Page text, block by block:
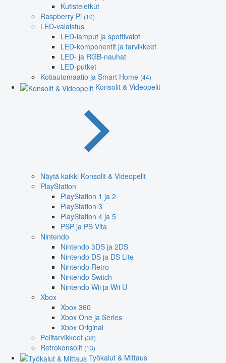
Kutisteletkut
Raspberry Pi (10)
LED-valaistus
LED-lamput ja spottivalot
LED-komponentit ja tarvikkeet
LED- ja RGB-nauhat
LED-putket
Kotiautomaatio ja Smart Home (44)
Konsolit & Videopelit
Näytä kaikki Konsolit & Videopelit
PlayStation
PlayStation 1 ja 2
PlayStation 3
PlayStation 4 ja 5
PSP ja PS Vita
Nintendo
Nintendo 3DS ja 2DS
Nintendo DS ja DS Lite
Nintendo Retro
Nintendo Switch
Nintendo Wii ja Wii U
Xbox
Xbox 360
Xbox One ja Series
Xbox Original
Pelitarvikkeet (38)
Retrokonsolit (13)
Työkalut & Mittaus